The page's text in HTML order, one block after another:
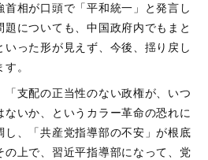
相が口頭で「平和統一」と発言し
についても、中国政府内でもまと
いった形が見えず、今後、揺り戻し
。
支配の正当性のない政権が、いつ
いか、というカラー革命の恐れに
、「共産党指導部の不安」が根底
の上で、習近平指導部になって、党